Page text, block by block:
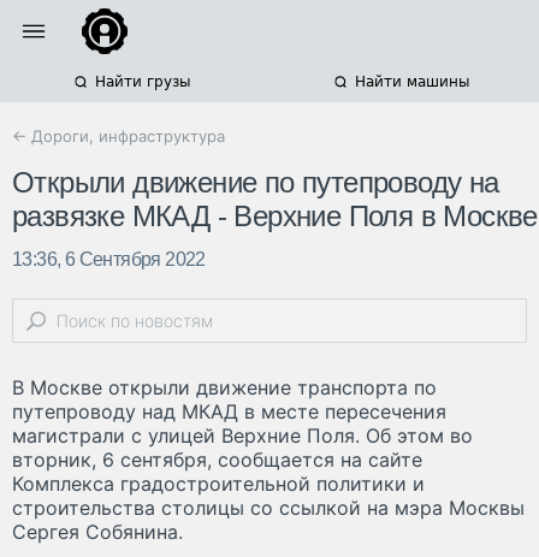
Найти грузы Найти машины
← Дороги, инфраструктура
Открыли движение по путепроводу на
развязке МКАД - Верхние Поля в Москве
13:36, 6 Сентября 2022
В Москве открыли движение транспорта по
путепроводу над МКАД в месте пересечения
магистрали с улицей Верхние Поля. Об этом во
вторник, 6 сентября, сообщается на сайте
Комплекса градостроительной политики и
строительства столицы со ссылкой на мэра Москвы
Сергея Собянина.